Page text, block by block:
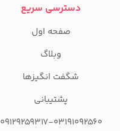
دسترسی سریع
صفحه اول
وبلاگ
شگفت انگیزها
پشتیبانی
09129259317-03191092560